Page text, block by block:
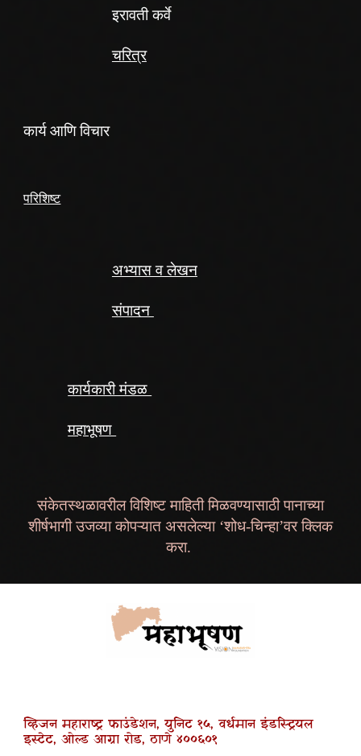
इरावती कर्वे
चरित्र
कार्य आणि विचार
परिशिष्ट
अभ्यास व लेखन
संपादन
कार्यकारी मंडळ
महाभूषण
संकेतस्थळावरील विशिष्ट माहिती मिळवण्यासाठी पानाच्या
शीर्षभागी उजव्या कोपऱ्यात असलेल्या ‘शोध-चिन्हा’वर क्लिक
करा.
व्हिजन महाराष्ट्र फाउंडेशन, युनिट १५, वर्धमान इंडस्ट्रियल
इस्टेट, ओल्ड आग्रा रोड, ठाणे ४००६०१